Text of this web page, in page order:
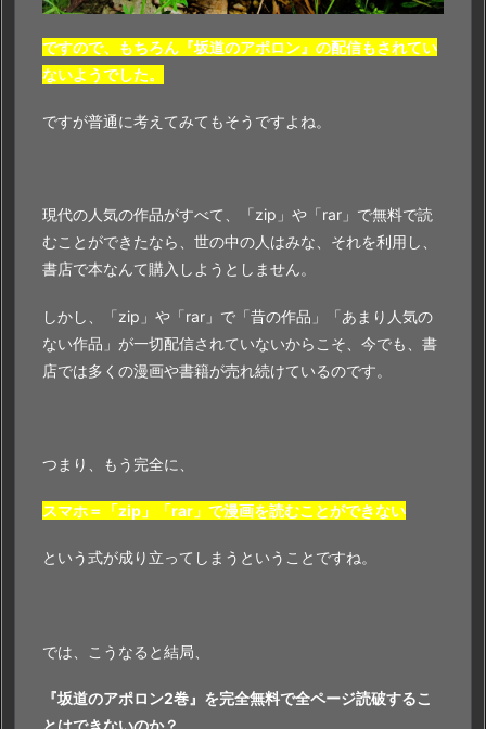
ですので、もちろん『坂道のアポロン』の配信もされてい
ないようでした。
ですが普通に考えてみてもそうですよね。
現代の人気の作品がすべて、「zip」や「rar」で無料で読
むことができたなら、世の中の人はみな、それを利用し、
書店で本なんて購入しようとしません。
しかし、「zip」や「rar」で「昔の作品」「あまり人気の
ない作品」が一切配信されていないからこそ、今でも、書
店では多くの漫画や書籍が売れ続けているのです。
つまり、もう完全に、
スマホ＝「zip」「rar」で漫画を読むことができない
という式が成り立ってしまうということですね。
では、こうなると結局、
『坂道のアポロン2巻』を完全無料で全ページ読破するこ
とはできないのか？